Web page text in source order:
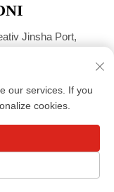
Jinsha Port,
Clothing
our services. If you
cookies.